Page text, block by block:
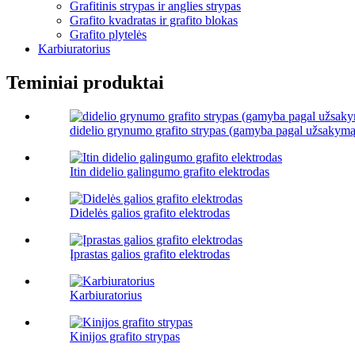
Grafitinis strypas ir anglies strypas
Grafito kvadratas ir grafito blokas
Grafito plytelės
Karbiuratorius
Teminiai produktai
didelio grynumo grafito strypas (gamyba pagal
Itin didelio galingumo grafito elektrodas
Didelės galios grafito elektrodas
Įprastas galios grafito elektrodas
Karbiuratorius
Kinijos grafito strypas